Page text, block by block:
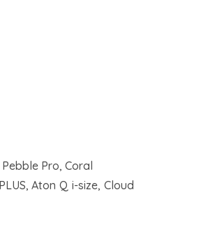
Pro, Coral
Aton Q i-size, Cloud